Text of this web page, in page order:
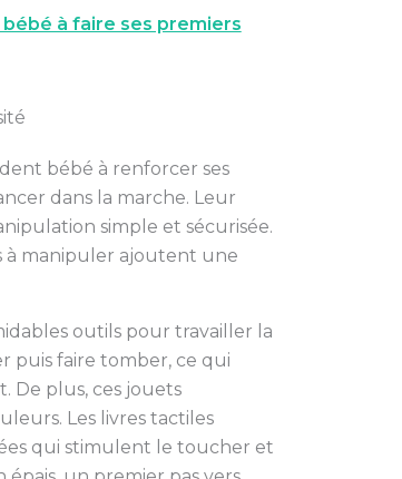
à faire ses premiers
bébé à renforcer ses
dans la marche. Leur
simple et sécurisée.
à manipuler ajoutent une
outils pour travailler la
puis faire tomber, ce qui
De plus, ces jouets
Les livres tactiles
qui stimulent le toucher et